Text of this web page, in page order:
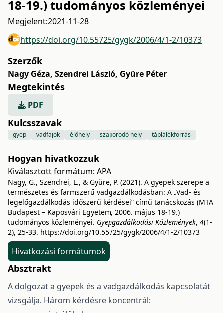
18-19.) tudományos közleményei
Megjelent:2021-11-28
https://doi.org/10.55725/gygk/2006/4/1-2/10373
Szerzők
Nagy Géza, Szendrei László, Gyüre Péter
Megtekintés
PDF
Kulcsszavak
gyep vadfajok élőhely szaporodó hely táplálékforrás
Hogyan hivatkozzuk
Kiválasztott formátum: APA
Nagy, G., Szendrei, L., & Gyüre, P. (2021). A gyepek szerepe a
természetes és farmszerű vadgazdálkodásban: A „Vad- és
legelőgazdálkodás időszerű kérdései” című tanácskozás (MTA
Budapest – Kaposvári Egyetem, 2006. május 18-19.)
tudományos közleményei. Gyepgazdálkodási Közlemények, 4(1-
2), 25-33. https://doi.org/10.55725/gygk/2006/4/1-2/10373
Hivatkozási formátumok
Absztrakt
A dolgozat a gyepek és a vadgazdálkodás kapcsolatát
vizsgálja. Három kérdésre koncentrál: